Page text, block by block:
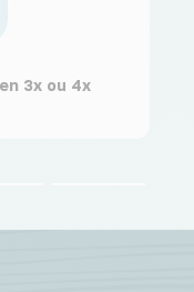
3x ou 4x